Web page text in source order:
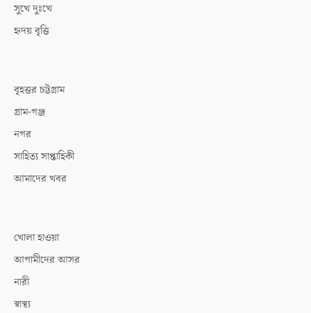
সুখে দুঃখে
হৃদয় বৃত্তি
বৃহত্তর চট্টগ্রাম
গ্রাম-গঞ্জ
নগর
সাহিত্য সাপ্তাহিকী
আমাদের খবর
খোলা হাওয়া
আগামীদের আসর
নারী
স্বাস্থ্য